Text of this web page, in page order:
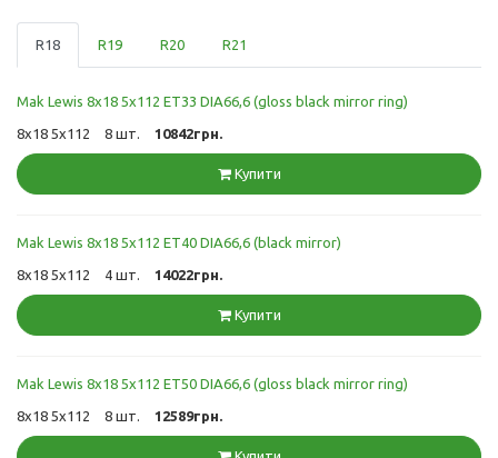
R18 R19 R20 R21
Mak Lewis 8x18 5x112 ET33 DIA66,6 (gloss black mirror ring)
8x18 5x112 8 шт. 10842грн.
Купити
Mak Lewis 8x18 5x112 ET40 DIA66,6 (black mirror)
8x18 5x112 4 шт. 14022грн.
Купити
Mak Lewis 8x18 5x112 ET50 DIA66,6 (gloss black mirror ring)
8x18 5x112 8 шт. 12589грн.